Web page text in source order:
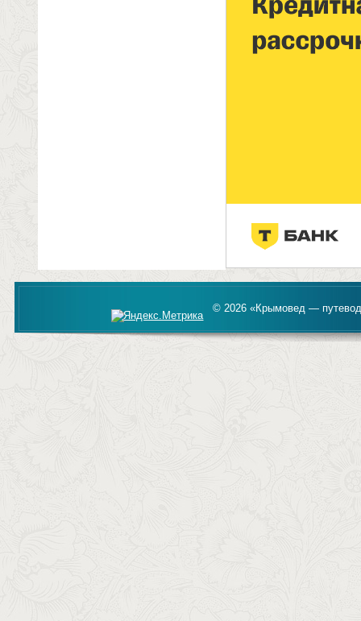
© 2026 «Крымовед —